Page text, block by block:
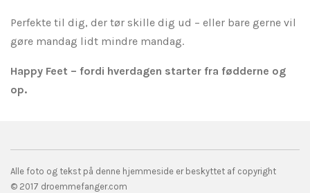
Perfekte til dig, der tør skille dig ud – eller bare gerne vil
gøre mandag lidt mindre mandag.
Happy Feet – fordi hverdagen starter fra fødderne og
op.
Alle foto og tekst på denne hjemmeside er beskyttet af copyright
© 2017 droemmefanger.com